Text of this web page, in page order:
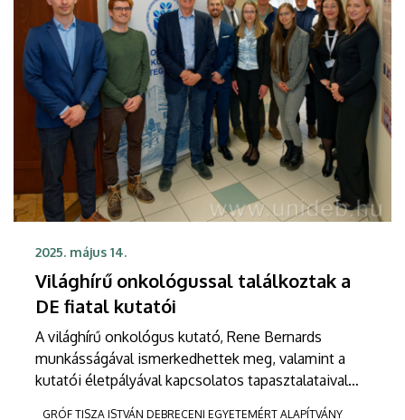
2025. május 14.
Világhírű onkológussal találkoztak a
DE fiatal kutatói
A világhírű onkológus kutató, Rene Bernards
munkásságával ismerkedhettek meg, valamint a
kutatói életpályával kapcsolatos tapasztalataival
gazdagodhattak a GTIDEA Kiválósági PhD
GRÓF TISZA ISTVÁN DEBRECENI EGYETEMÉRT ALAPÍTVÁNY